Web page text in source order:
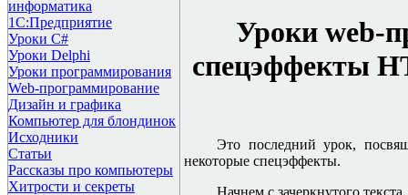
информатика
1С:Предприятие
Уроки C#
Уроки Delphi
Уроки программирования
Web-программирование
Дизайн и графика
Компьютер для блондинок
Исходники
Статьи
Рассказы про компьютеры
Хитрости и секреты
Уроки web-
спецэффекты
Это последний урок,
некоторые спецэффекты.
Начнем с зачеркнутого